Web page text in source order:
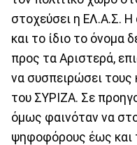
στοχεύσει η ΕΛ.Α.Σ. Η
και το ίδιο το όνομα
προς τα Αριστερά,
να συσπειρώσει
του ΣΥΡΙΖΑ. Σε
όμως φαινόταν να
ψηφοφόρους έως και